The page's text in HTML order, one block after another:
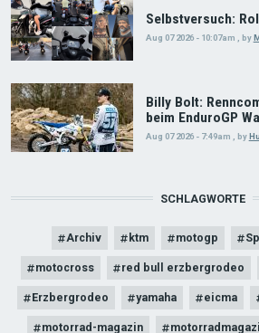
Selbstversuch:
Aug 07 2026 - 10:07am by
Billy Bolt:
beim EnduroGP
Aug 07 2026 - 7:49am , by
SCHLAGWORTE
Archiv ktm motogp
motocross red bull erzbergrodeo
Erzbergrodeo yamaha eicma
motorrad-magazin